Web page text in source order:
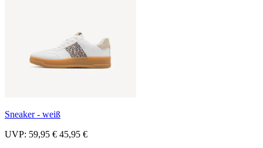
Sneaker - weiß
UVP: 59,95 € 45,95 €